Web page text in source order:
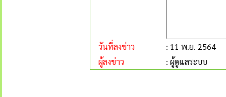
วันที่ลงข่าว
: 11 พ.ย. 2564
ผู้ลงข่าว
: ผู้ดูแลระบบ